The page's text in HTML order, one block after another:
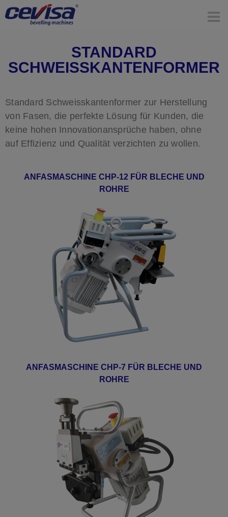
STANDARD
SCHWEISSKANTENFORMER
Standard Schweisskantenformer zur Herstellung
von Fasen, die perfekte Lösung für Kunden, die
keine hohen Innovationansprüche haben, ohne
auf Effizienz und Qualität verzichten zu wollen.
ANFASMASCHINE CHP-12 FÜR BLECHE UND
ROHRE
ANFASMASCHINE CHP-7 FÜR BLECHE UND
ROHRE